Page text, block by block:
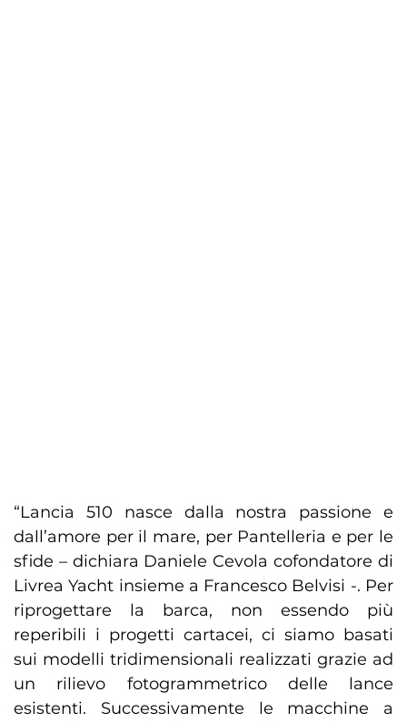
“Lancia 510 nasce dalla nostra passione e
dall’amore per il mare, per Pantelleria e per le
sfide – dichiara Daniele Cevola cofondatore di
Livrea Yacht insieme a Francesco Belvisi -. Per
riprogettare la barca, non essendo più
reperibili i progetti cartacei, ci siamo basati
sui modelli tridimensionali realizzati grazie ad
un rilievo fotogrammetrico delle lance
esistenti. Successivamente le macchine a